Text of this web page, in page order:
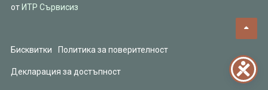
от ИТР Сървисиз
Бисквитки Политика за поверителност
Декларация за достъпност